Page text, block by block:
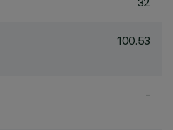
100.53
-